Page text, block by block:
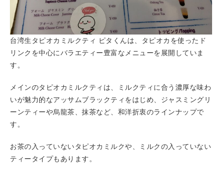
台湾生タピオカミルクティ ピタくんは、タピオカを使ったド
リンクを中心にバラエティー豊富なメニューを展開していま
す。
メインのタピオカミルクティは、ミルクティに合う濃厚な味わ
いが魅力的なアッサムブラックティをはじめ、ジャスミングリ
ーンティーや烏龍茶、抹茶など、和洋折衷のラインナップで
す。
お茶の入っていないタピオカミルクや、ミルクの入っていない
ティータイプもあります。